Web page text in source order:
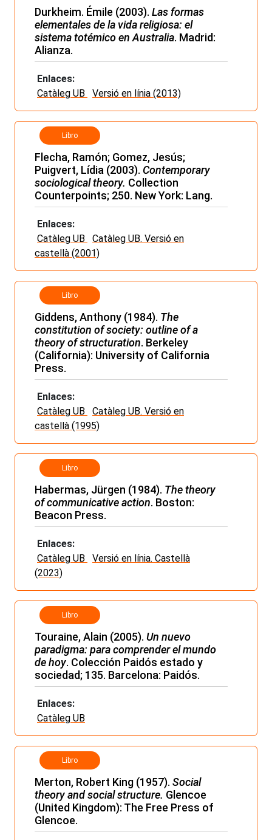
Durkheim. Émile (2003). Las formas
elementales de la vida religiosa: el
sistema totémico en Australia. Madrid:
Alianza.
Enlaces:
Catàleg UB
Versió en línia (2013)
Libro
Flecha, Ramón; Gomez, Jesús;
Puigvert, Lídia (2003). Contemporary
sociological theory. Collection
Counterpoints; 250. New York: Lang.
Enlaces:
Catàleg UB
Catàleg UB. Versió en
castellà (2001)
Libro
Giddens, Anthony (1984). The
constitution of society: outline of a
theory of structuration. Berkeley
(California): University of California
Press.
Enlaces:
Catàleg UB
Catàleg UB. Versió en
castellà (1995)
Libro
Habermas, Jürgen (1984). The theory
of communicative action. Boston:
Beacon Press.
Enlaces:
Catàleg UB
Versió en línia. Castellà
(2023)
Libro
Touraine, Alain (2005). Un nuevo
paradigma: para comprender el mundo
de hoy. Colección Paidós estado y
sociedad; 135. Barcelona: Paidós.
Enlaces:
Catàleg UB
Libro
Merton, Robert King (1957). Social
theory and social structure. Glencoe
(United Kingdom): The Free Press of
Glencoe.